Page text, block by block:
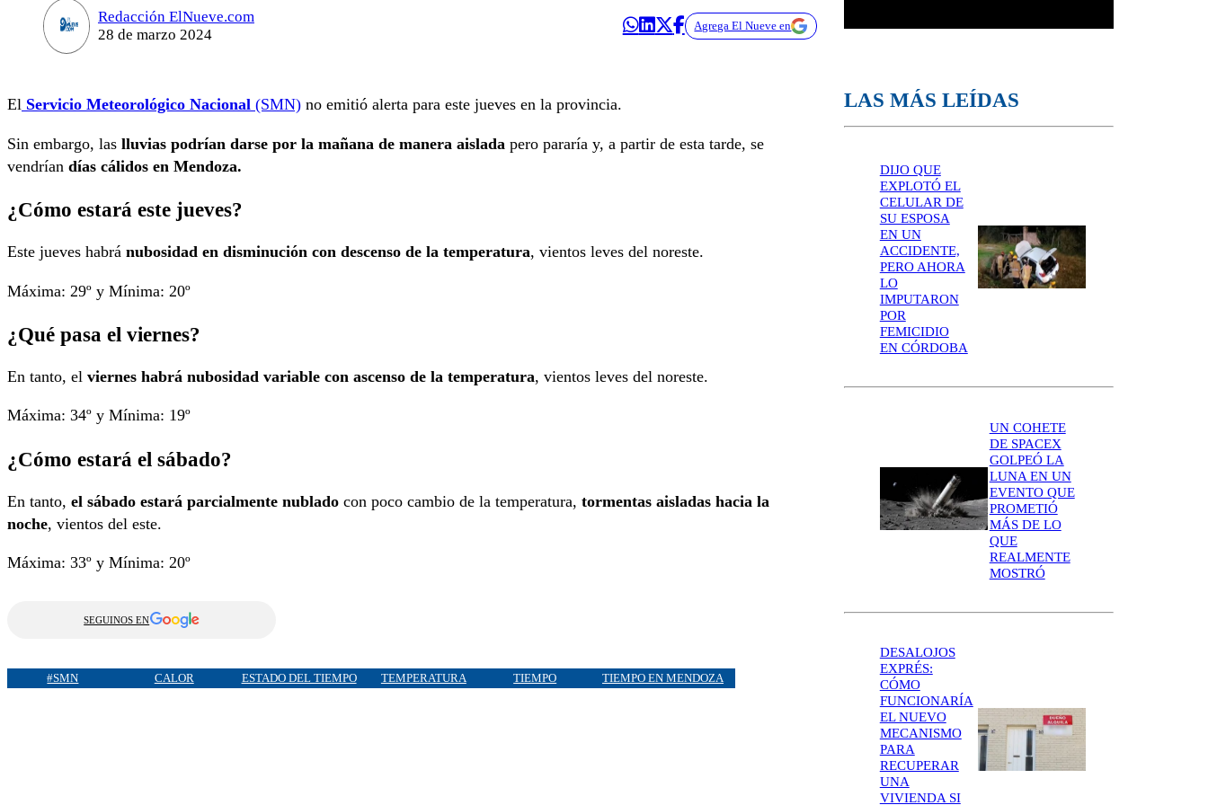
Redacción ElNueve.com
28 de marzo 2024
Agrega El Nueve en
El Servicio Meteorológico Nacional (SMN) no emitió alerta para este jueves en la provincia.
Sin embargo, las lluvias podrían darse por la mañana de manera aislada pero pararía y, a partir de esta tarde, se
vendrían días cálidos en Mendoza.
¿Cómo estará este jueves?
Este jueves habrá nubosidad en disminución con descenso de la temperatura, vientos leves del noreste.
Máxima: 29º y Mínima: 20º
¿Qué pasa el viernes?
En tanto, el viernes habrá nubosidad variable con ascenso de la temperatura, vientos leves del noreste.
Máxima: 34º y Mínima: 19º
¿Cómo estará el sábado?
En tanto, el sábado estará parcialmente nublado con poco cambio de la temperatura, tormentas aisladas hacia la
noche, vientos del este.
Máxima: 33º y Mínima: 20º
SEGUINOS EN
#SMN CALOR ESTADO DEL TIEMPO TEMPERATURA TIEMPO TIEMPO EN MENDOZA
LAS MÁS LEÍDAS
DIJO QUE
EXPLOTÓ EL
CELULAR DE
SU ESPOSA
EN UN
ACCIDENTE,
PERO AHORA
LO
IMPUTARON
POR
FEMICIDIO
EN CÓRDOBA
UN COHETE
DE SPACEX
GOLPEÓ LA
LUNA EN UN
EVENTO QUE
PROMETIÓ
MÁS DE LO
QUE
REALMENTE
MOSTRÓ
DESALOJOS
EXPRÉS:
CÓMO
FUNCIONARÍA
EL NUEVO
MECANISMO
PARA
RECUPERAR
UNA
VIVIENDA SI